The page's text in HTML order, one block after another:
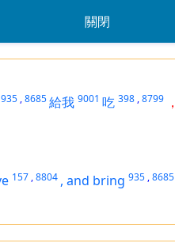
關閉
935 ,8685給我 9001 吃 398 ,8799 ，
157 ,8804 , and bring 935 ,8685